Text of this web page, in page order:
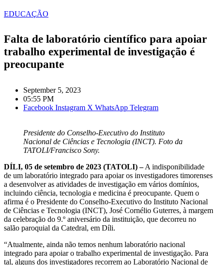
EDUCAÇÃO
Falta de laboratório científico para apoiar
trabalho experimental de investigação é
preocupante
September 5, 2023
05:55 PM
Facebook Instagram X WhatsApp Telegram
Presidente do Conselho-Executivo do Instituto
Nacional de Ciências e Tecnologia (INCT). Foto da
TATOLI/Francisco Sony.
DÍLI, 05 de setembro de 2023 (TATOLI) –A indisponibilidade
de um laboratório integrado para apoiar os investigadores timorenses
a desenvolver as atividades de investigação em vários domínios,
incluindo ciência, tecnologia e medicina é preocupante. Quem o
afirma é o Presidente do Conselho-Executivo do Instituto Nacional
de Ciências e Tecnologia (INCT), José Cornélio Guterres, à margem
da celebração do 9.º aniversário da instituição, que decorreu no
salão paroquial da Catedral, em Díli.
“Atualmente, ainda não temos nenhum laboratório nacional
integrado para apoiar o trabalho experimental de investigação. Para
tal, alguns dos investigadores recorrem ao Laboratório Nacional de